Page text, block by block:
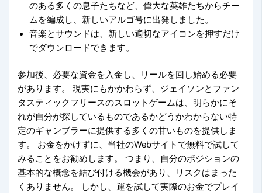
のある多くの息子たちなど、偉大な英雄たちからチー
ムを編成し、新しいアルゴ号に出発しました。
音楽とサウンドは、新しい適切なアイコンを押すだけ
でダウンロードできます。
参加後、必要な資金を入金し、リールを回し始める必要
があります。 現実にもかかわらず、ジェイソンとファン
タスティックフリースのスロットゲームは、明らかにそ
れが自分が探しているものであるかどうかわからない特
定のギャンブラーに提供する多くの甘いものを提供しま
す。 お金をかけずに、当社のWebサイトで無料で試して
みることをお勧めします。 つまり、自分のポジションの
基本的な概念を結び付ける機会があり、リスクはまった
くありません。 しかし、運を試して実際のお金でプレイ